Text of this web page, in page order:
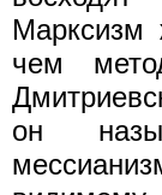
Марксизм
чем
он